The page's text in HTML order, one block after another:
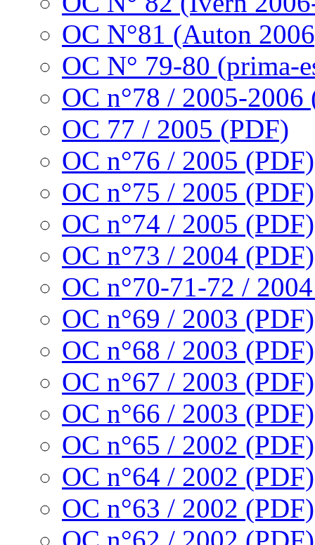
OC N°81 (Auton
OC N° 79-80 (prima-
OC n°78 / 2005-2006
OC 77 / 2005 (PDF)
OC n°76 / 2005 (PDF)
OC n°75 / 2005 (PDF)
OC n°74 / 2005 (PDF)
OC n°73 / 2004 (PDF)
OC n°70-71-72 /
OC n°69 / 2003 (PDF)
OC n°68 / 2003 (PDF)
OC n°67 / 2003 (PDF)
OC n°66 / 2003 (PDF)
OC n°65 / 2002 (PDF)
OC n°64 / 2002 (PDF)
OC n°63 / 2002 (PDF)